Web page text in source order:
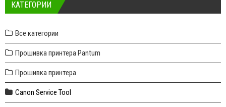
КАТЕГОРИИ
Все категории
Прошивка принтера Pantum
Прошивка принтера
Canon Service Tool